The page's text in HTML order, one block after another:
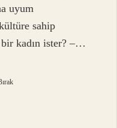
uyum
sahip
bir kadın ister? –…